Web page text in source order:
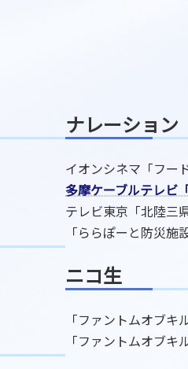
ナレーション
イオンシネマ「フー
多摩ケーブルテレビ
テレビ東京「北陸
「ららぽーと防災施
ニコ生
「ファントムオブキ
「ファントムオブキ